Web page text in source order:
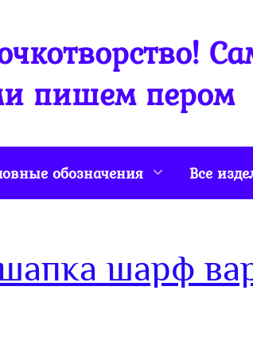
пишем пером
обозначения Все
шарф